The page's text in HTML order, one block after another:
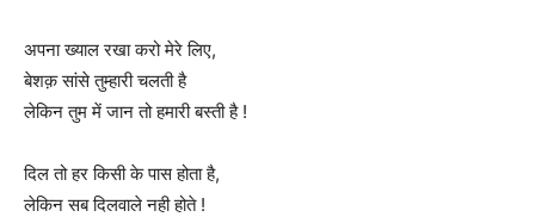
अपना ख्याल रखा करो मेरे लिए,
बेशक़ सांसे तुम्हारी चलती है
लेकिन तुम में जान तो हमारी बस्ती है !
दिल तो हर किसी के पास होता है,
लेकिन सब दिलवाले नही होते !